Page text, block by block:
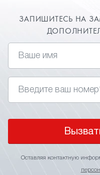
ЗАПИШИТЕСЬ НА
Оставляя контактную